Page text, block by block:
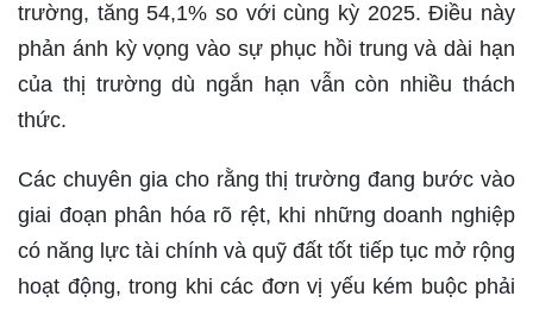
trường, tăng 54,1% so với cùng kỳ 2025. Điều này
phản ánh kỳ vọng vào sự phục hồi trung và dài hạn
của thị trường dù ngắn hạn vẫn còn nhiều thách
thức.
Các chuyên gia cho rằng thị trường đang bước vào
giai đoạn phân hóa rõ rệt, khi những doanh nghiệp
có năng lực tài chính và quỹ đất tốt tiếp tục mở rộng
hoạt động, trong khi các đơn vị yếu kém buộc phải